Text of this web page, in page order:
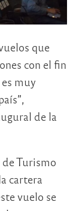
que
con el fin
muy
de la
Turismo
cartera
vuelo se